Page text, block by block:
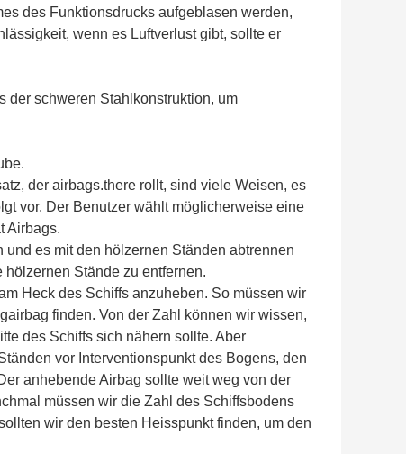
des Funktionsdrucks aufgeblasen werden,
wenn es Luftverlust gibt, sollte er
der schweren Stahlkonstruktion, um
der airbags.there rollt, sind viele Weisen, es
vor. Der Benutzer wählt möglicherweise eine
Airbags.
es mit den hölzernen Ständen abtrennen
Stände zu entfernen.
Heck des Schiffs anzuheben. So müssen wir
finden. Von der Zahl können wir wissen,
des Schiffs sich nähern sollte. Aber
vor Interventionspunkt des Bogens, den
anhebende Airbag sollte weit weg von der
müssen wir die Zahl des Schiffsbodens
wir den besten Heisspunkt finden, um den